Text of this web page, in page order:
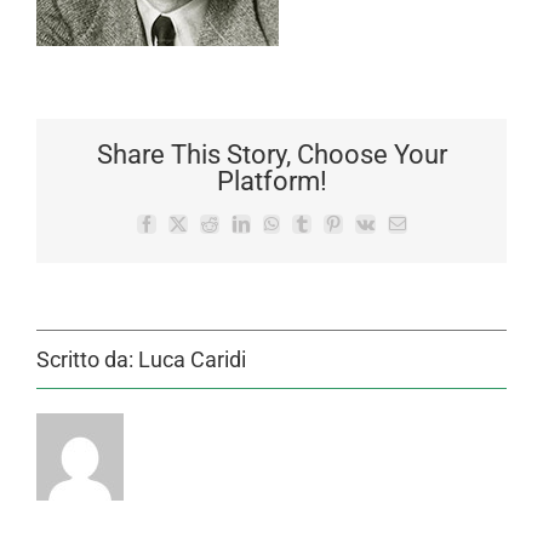
Share This Story, Choose Your
Platform!
Facebook
X RedditLinkedInWhatsApp
TumblrPinterest
Vk Email
Scritto da: Luca Caridi